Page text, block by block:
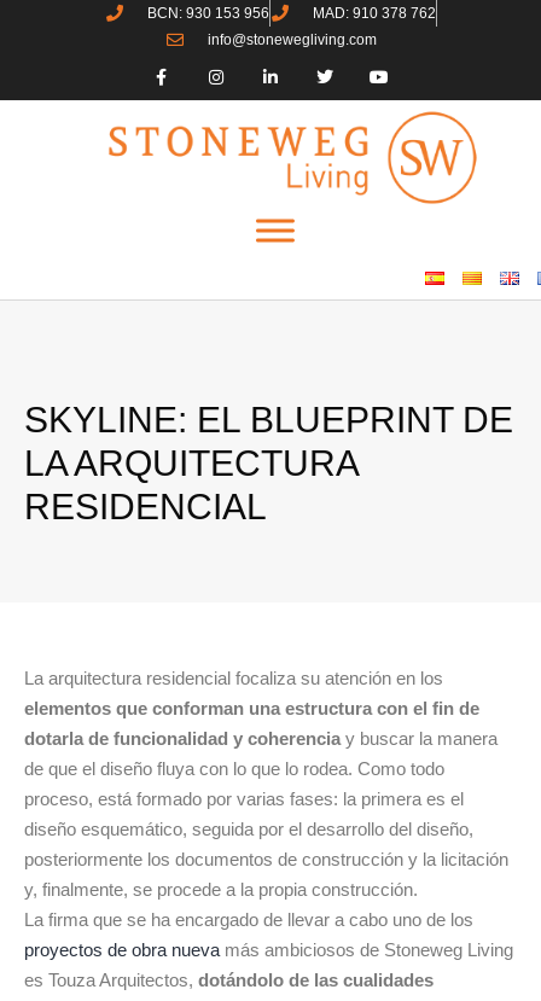
BCN: 930 153 956
MAD: 910 378 762
info@stonewegliving.com
SKYLINE: EL BLUEPRINT DE
LA ARQUITECTURA
RESIDENCIAL
La arquitectura residencial focaliza su atención en los
elementos que conforman una estructura con el fin de
dotarla de funcionalidad y coherencia y buscar la manera
de que el diseño fluya con lo que lo rodea. Como todo
proceso, está formado por varias fases: la primera es el
diseño esquemático, seguida por el desarrollo del diseño,
posteriormente los documentos de construcción y la licitación
y, finalmente, se procede a la propia construcción.
La firma que se ha encargado de llevar a cabo uno de los
proyectos de obra nueva más ambiciosos de Stoneweg Living
es Touza Arquitectos, dotándolo de las cualidades